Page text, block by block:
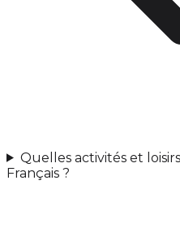
Quelles activités et
Français ?